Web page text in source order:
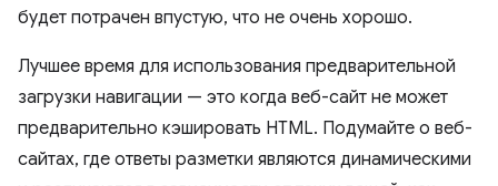
будет потрачен впустую, что не очень хорошо.
Лучшее время для использования предварительной
загрузки навигации — это когда веб-сайт не может
предварительно кэшировать HTML. Подумайте о веб-
сайтах, где ответы разметки являются динамическими